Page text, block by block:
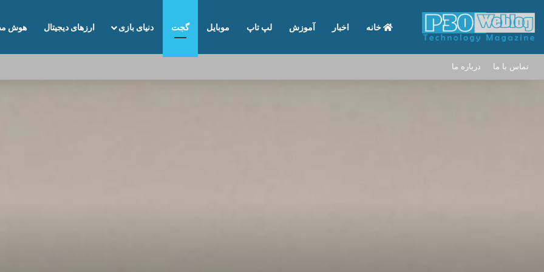
خانه اخبار آموزش لپ تاپ موبایل گجت دنیای بازی ارزهای دیجیتال هوش
تماس با ما درباره ما